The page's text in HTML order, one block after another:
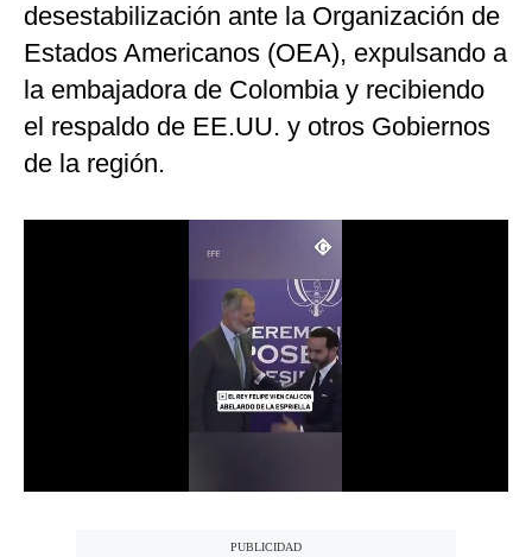
Notas Contratadas
Podcast
Gestión TV
desestabilización ante la Organización de
Estados Americanos (OEA), expulsando a
la embajadora de Colombia y recibiendo
el respaldo de EE.UU. y otros Gobiernos
de la región.